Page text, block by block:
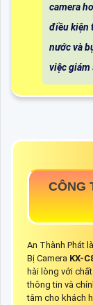
camera
điều kiện
nước và
việc giám
CÔNG
An Thành Phát
Bị Camera KX-
hài lòng với
thông tin và
tâm cho khách